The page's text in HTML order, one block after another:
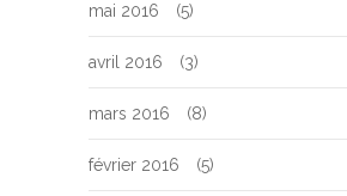
mai 2016 (5)
avril 2016 (3)
mars 2016 (8)
février 2016 (5)